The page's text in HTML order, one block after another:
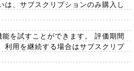
、サブスクリプションのみ購入し
を試すことができます。 評価期間
利用を継続する場合はサブスクリプ